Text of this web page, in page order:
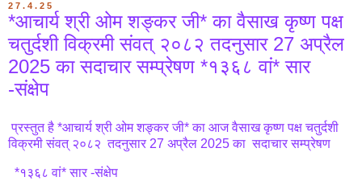
27.4.25
*आचार्य श्री ओम शङ्कर जी* का वैसाख कृष्ण पक्ष
चतुर्दशी विक्रमी संवत् २०८२ तदनुसार 27 अप्रैल
2025 का सदाचार सम्प्रेषण *१३६८ वां* सार
-संक्षेप
प्रस्तुत है *आचार्य श्री ओम शङ्कर जी* का आज वैसाख कृष्ण पक्ष चतुर्दशी
विक्रमी संवत् २०८२ तदनुसार 27 अप्रैल 2025 का सदाचार सम्प्रेषण
*१३६८ वां* सार -संक्षेप